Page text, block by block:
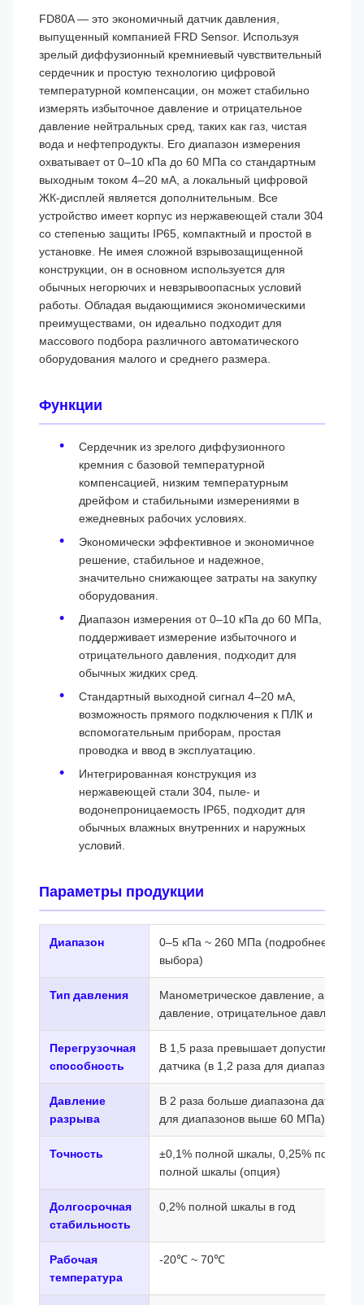
FD80A — это экономичный датчик давления,
выпущенный компанией FRD Sensor. Используя
зрелый диффузионный кремниевый чувствительный
сердечник и простую технологию цифровой
температурной компенсации, он может стабильно
измерять избыточное давление и отрицательное
давление нейтральных сред, таких как газ, чистая
вода и нефтепродукты. Его диапазон измерения
охватывает от 0–10 кПа до 60 МПа со стандартным
выходным током 4–20 мА, а локальный цифровой
ЖК-дисплей является дополнительным. Все
устройство имеет корпус из нержавеющей стали 304
со степенью защиты IP65, компактный и простой в
установке. Не имея сложной взрывозащищенной
конструкции, он в основном используется для
обычных негорючих и невзрывоопасных условий
работы. Обладая выдающимися экономическими
преимуществами, он идеально подходит для
массового подбора различного автоматического
оборудования малого и среднего размера.
Функции
Сердечник из зрелого диффузионного
кремния с базовой температурной
компенсацией, низким температурным
дрейфом и стабильными измерениями в
ежедневных рабочих условиях.
Экономически эффективное и экономичное
решение, стабильное и надежное,
значительно снижающее затраты на закупку
оборудования.
Диапазон измерения от 0–10 кПа до 60 МПа,
поддерживает измерение избыточного и
отрицательного давления, подходит для
обычных жидких сред.
Стандартный выходной сигнал 4–20 мА,
возможность прямого подключения к ПЛК и
вспомогательным приборам, простая
проводка и ввод в эксплуатацию.
Интегрированная конструкция из
нержавеющей стали 304, пыле- и
водонепроницаемость IP65, подходит для
обычных влажных внутренних и наружных
условий.
Параметры продукции
Диапазон
0–5 кПа ~ 260 МПа (подробнее см. в
выбора)
Тип давления
Манометрическое давление,
давление, отрицательное давление
Перегрузочная
способность
В 1,5 раза превышает допустимый
датчика (в 1,2 раза для диапазонов
Давление
разрыва
В 2 раза больше диапазона датчика
для диапазонов выше 60 МПа)
Точность
±0,1% полной шкалы, 0,25% полной
полной шкалы (опция)
Долгосрочная
стабильность
0,2% полной шкалы в год
Рабочая
температура
-20℃ ~ 70℃